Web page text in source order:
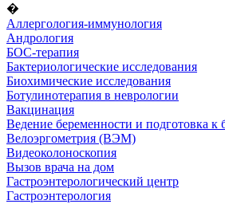
�
Аллергология-иммунология
Андрология
БОС-терапия
Бактериологические исследования
Биохимические исследования
Ботулинотерапия в неврологии
Вакцинация
Ведение беременности и подготовка к
Велоэргометрия (ВЭМ)
Видеоколоноскопия
Вызов врача на дом
Гастроэнтерологический центр
Гастроэнтерология